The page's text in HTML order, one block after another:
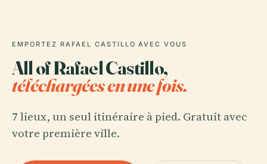
EMPORTEZ RAFAEL CASTILLO AVEC VOUS
All of Rafael Castillo,
téléchargées en une fois.
7 lieux, un seul itinéraire à pied. Gratuit avec
votre première ville.